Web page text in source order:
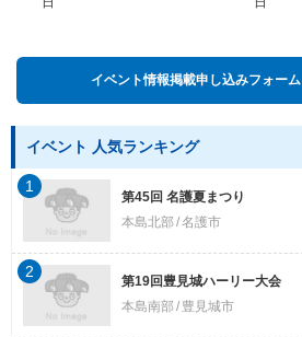
イベント情報掲載申し込みフォーム
イベント 人気ランキング
第45回 名護夏まつり
本島北部 名護市
1
第19回豊見城ハーリー大会
本島南部
豊見城市
2